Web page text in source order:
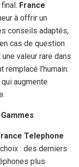
France
à offrir un
conseils adaptés,
cas de question
valeur rare dans
remplacé l’humain.
augmente
Telephone
: des derniers
plus